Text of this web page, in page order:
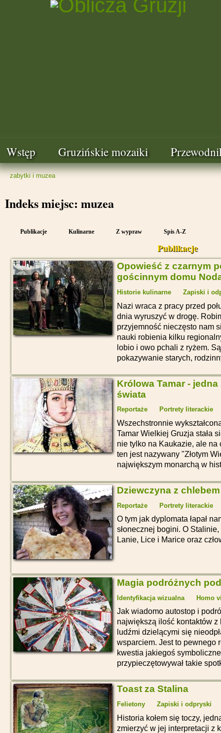
Wstęp Gruzińskie mozaiki
zabytki i muzea
Indeks miejsc: muzea
Publikacje Kulinarne Z wypraw Spis A-Z
Publikacje
Opowieść z czarnym
gościnnym domu
Historie kulinarne Zapiski i
Nazi wraca z pracy przed
dnia wyruszyć w drogę.
przyjemność nieczęsto nam
nauki robienia kilku
lobio i owo pchali z ryżem.
pokazywanie starych,
Królowa Tamar -
świata
Reportaże Portrety literackie
Wszechstronnie
Tamar Wielkiej Gruzja stała
nie tylko na Kaukazie, ale na
ten jest nazywany "Złotym
największym monarchą w
Dziewczyna z chlebem
Reportaże Portrety literackie
O tym jak dyplomata łapał
słonecznej bogini. O
Lanie, Lice i Marice oraz
Magia podróżnych
Identyfikacja wizualna Homo
Jak wiadomo autostop i
największą ilość kontaktów
ludźmi dzielącymi się
wsparciem. Jest to pewnego
kwestia jakiegoś
przypieczętowywał takie
Toast za Stalina
Felietony Zapiski i odpryski
Historia kołem się toczy,
zmierzyć w jej interpretacji z